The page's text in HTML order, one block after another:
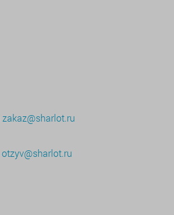
zakaz@sharlot.ru
otzyv@sharlot.ru